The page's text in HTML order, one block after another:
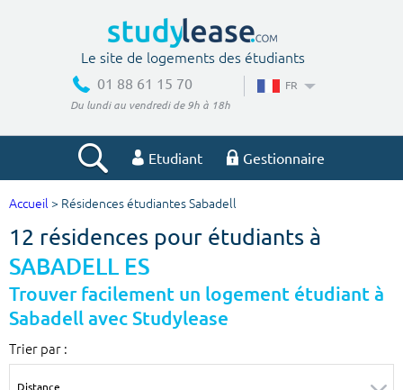
Le site de logements des étudiants
01 88 61 15 70
Du lundi au vendredi de 9h à 18h
FR
Etudiant Gestionnaire
Votre recherche
Ville, école
Accueil > Résidences étudiantes Sabadell
12 résidences pour étudiants à
SABADELL ES
Trouver facilement un logement étudiant à
Sabadell avec Studylease
Trier par :